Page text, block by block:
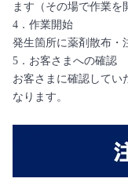
ます（その場で作業を
4．作業開始
発生箇所に薬剤散布・
5．お客さまへの確認
お客さまに確認してい
なります。